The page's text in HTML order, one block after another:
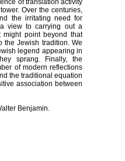
of translation activity
Over the centuries,
the irritating need for
view to carrying out a
might point beyond that
the Jewish tradition. We
legend appearing in
sprang. Finally, the
of modern reflections
the traditional equation
association between
Benjamin.